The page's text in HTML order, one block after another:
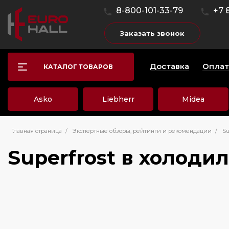
8-800-101-33-79 +7
Заказать звонок
КАТАЛОГ ТОВАРОВ Доставка
Asko Liebherr Midea
Главная страница / Экспертные обзоры, рейтинги и рекомендации /
Superfrost в